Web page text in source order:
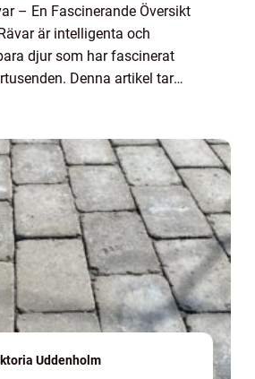
– En Fascinerande Översikt
är intelligenta och
djur som har fascinerat
Denna artikel tar
Uddenholm